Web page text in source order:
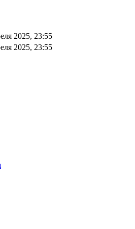
2025, 23:55
2025, 23:55